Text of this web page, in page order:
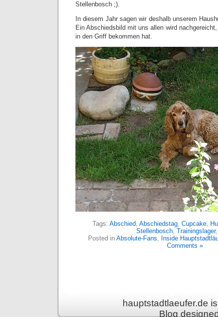
Stellenbosch ;).
In diesem Jahr sagen wir deshalb unserem
Ein Abschiedsbild mit uns allen wird
in den Griff bekommen hat.
Tags: Abschied, Abschiedstag, Cupcake,
Stellenbosch, Trainingslager
Posted in Absolute-Fans, Inside
Comments »
hauptstadtlaeufer.de
Blog